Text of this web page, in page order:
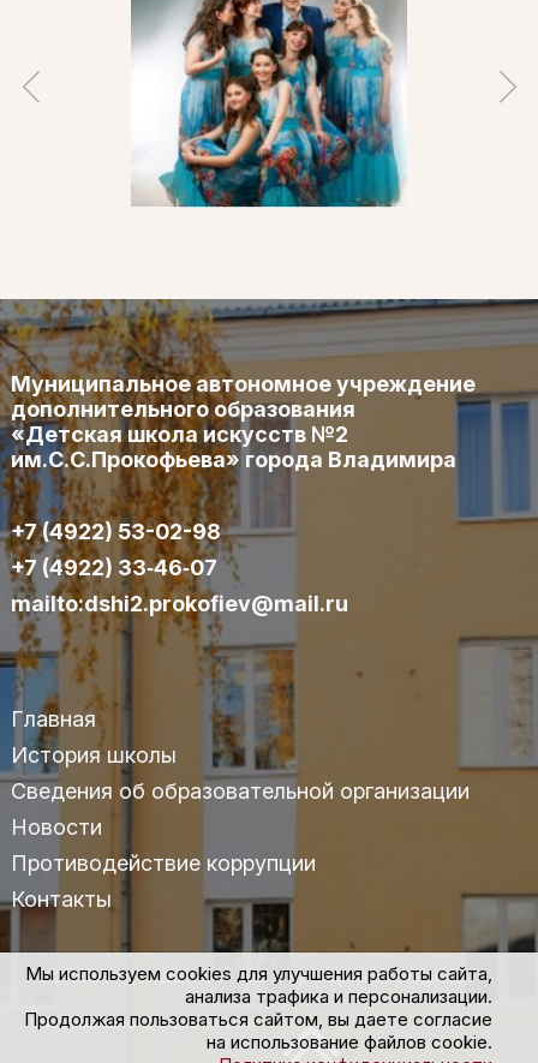
Мы используем cookies для улучшения работы сайта,
анализа трафика и персонализации.
Продолжая пользоваться сайтом, вы даете согласие
на использование файлов cookie.
Муниципальное автономное учреждение
дополнительного образования
«Детская школа искусств №2
им.С.С.Прокофьева» города Владимира
+7 (4922) 53-02-98
+7 (4922) 33‑46‑07
mailto:dshi2.prokofiev@mail.ru
Главная
История школы
Сведения об образовательной организации
Новости
Противодействие коррупции
Контакты
© 2025 МАУДО «ДШИ №2» им.С.С.Прокофьева г.Владимира
Политика конфиденциальности